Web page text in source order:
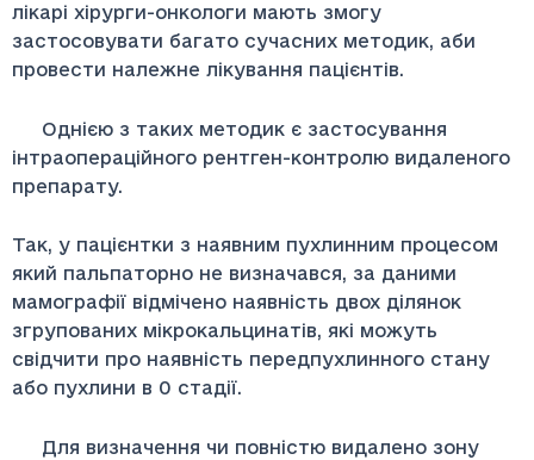
лікарі хірурги-онкологи мають змогу
застосовувати багато сучасних методик, аби
провести належне лікування пацієнтів.
Однією з таких методик є застосування
інтраопераційного рентген-контролю видаленого
препарату.
Так, у пацієнтки з наявним пухлинним процесом
який пальпаторно не визначався, за даними
мамографії відмічено наявність двох ділянок
згрупованих мікрокальцинатів, які можуть
свідчити про наявність передпухлинного стану
або пухлини в 0 стадії.
Для визначення чи повністю видалено зону